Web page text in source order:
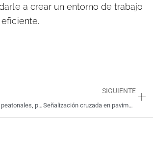
a crear un entorno de trabajo
Señalización pasos peatonales, pasillos peatón con muñeco y zona anti incendios
SIGUIENTE
Señalización cruzada en pavimentos industriales